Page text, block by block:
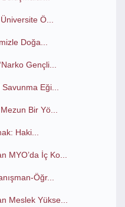
Ö...
Doğa...
Gençli...
Eği...
Bir Yö...
Haki...
MYO’da İç Ko...
Öğr...
Meslek Yükse...